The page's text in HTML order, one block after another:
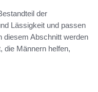
der
Lässigkeit und passen
diesem Abschnitt werden
die Männern helfen,